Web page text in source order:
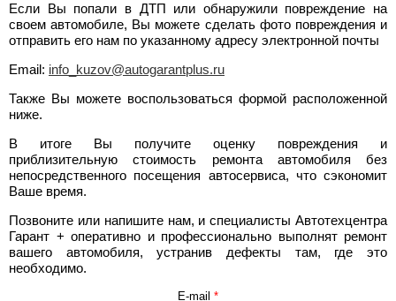
Если Вы попали в ДТП или обнаружили повреждение на
своем автомобиле, Вы можете сделать фото повреждения и
отправить его нам по указанному адресу электронной почты
Email: info_kuzov@autogarantplus.ru
Также Вы можете воспользоваться формой расположенной
ниже.
В итоге Вы получите оценку повреждения и
приблизительную стоимость ремонта автомобиля без
непосредственного посещения автосервиса, что сэкономит
Ваше время.
Позвоните или напишите нам, и специалисты Автотехцентра
Гарант + оперативно и профессионально выполнят ремонт
вашего автомобиля, устранив дефекты там, где это
необходимо.
E-mail *